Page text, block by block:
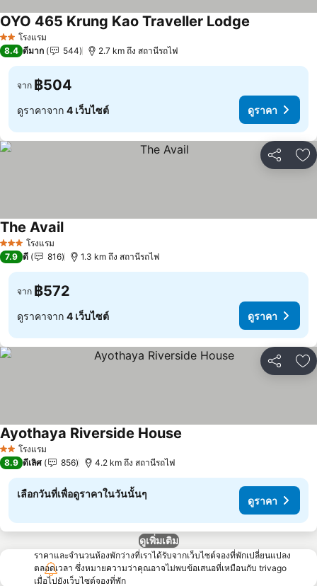
2 ดาวโรงแรม
OYO 465 Krung Kao Traveller Lodge
8.4 ดีมาก 544 2.7 km ถึง สถานีรถไฟ
จาก ฿504
ดูราคาจาก 4 เว็บไซต์ ดูราคา
แชร์ เ
3 ดาว โรงแรม
The Avail
7.9 ดี 816 1.3 km ถึง สถานีรถไฟ
จาก ฿572
ดูราคาจาก 4 เว็บไซต์ ดูราคา
แชร์ เ
2 ดาวโรงแรม
Ayothaya Riverside House
8.9 ดีเลิศ 856 4.2 km ถึง สถานีรถไฟ
เลือกวันที่เพื่อดูราคาในวันนั้นๆ
ดูราคา
ดูเพิ่มเติม
ราคาและจำนวนห้องพักว่างที่เราได้รับจากเว็บไซต์จองที่พักเปลี่ยนแปลง
ตลอดเวลา ซึ่งหมายความว่าคุณอาจไม่พบข้อเสนอที่เหมือนกับ trivago
เมื่อไปยังเว็บไซต์จองที่พัก